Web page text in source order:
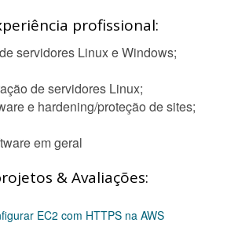
profissional:
servidores Linux e Windows;
de servidores Linux;
e hardening/proteção de sites;
em geral
& Avaliações:
EC2 com HTTPS na AWS